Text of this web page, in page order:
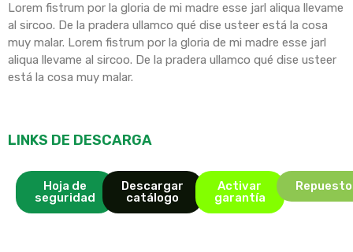
Lorem fistrum por la gloria de mi madre esse jarl aliqua llevame
al sircoo. De la pradera ullamco qué dise usteer está la cosa
muy malar. Lorem fistrum por la gloria de mi madre esse jarl
aliqua llevame al sircoo. De la pradera ullamco qué dise usteer
está la cosa muy malar.
LINKS DE DESCARGA
Hoja de
seguridad
Descargar
catálogo
Activar
garantía